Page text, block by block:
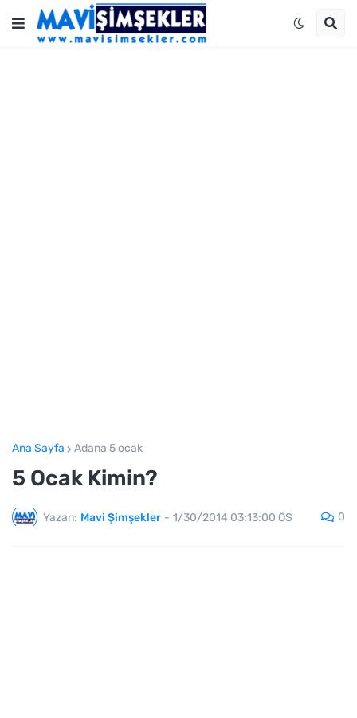
Ana Sayfa Adana 5 ocak
5 Ocak Kimin?
Yazan: Mavi Şimşekler - 1/30/2014 03:13:00 ÖS 0